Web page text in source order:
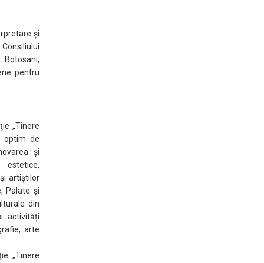
şi
pentru
„Tinere
optim de
și
artiștilor
Palate și
din
activități
arte
„Tinere